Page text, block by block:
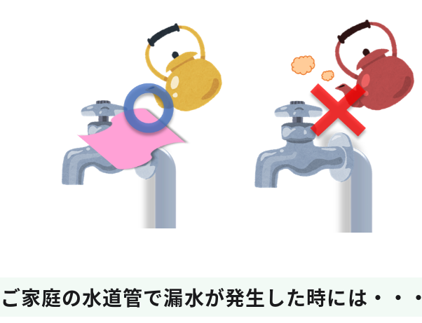
ご家庭の水道管で漏水が発生した時には・・・